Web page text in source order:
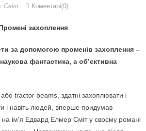
Світ Коментарі(0)
захоплення
за допомогою променів захоплення –
фантастика, а об’єктивна
tractor beams, здатні захоплювати і
і навіть людей, вперше придумав
ім’я Едвард Елмер Сміт у своєму романі